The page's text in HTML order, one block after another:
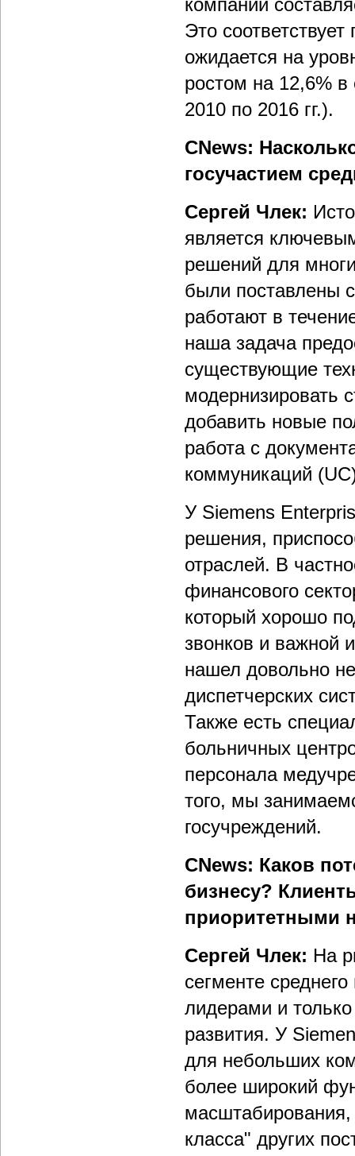
компании
Это
ожидается на
ростом на 12,6%
2010 по 2016 гг.).
СNews:
госучастием
Сергей Члек:
является
решений для
были поставлены
работают в
наша задача
существующие
модернизировать
добавить новые
работа с
коммуникаций
У Siemens
решения,
отраслей. В
финансового
который хорошо
звонков и важной
нашел довольно
диспетчерских
Также есть
больничных
персонала
того, мы
госучреждений.
CNews: Каков
бизнесу?
приоритетными
Сергей Члек: На
сегменте
лидерами и
развития. У
для небольших
более широкий
класса" других